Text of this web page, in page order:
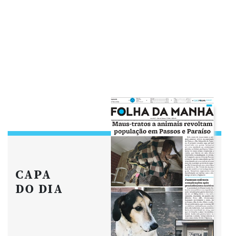
CAPA
DO DIA